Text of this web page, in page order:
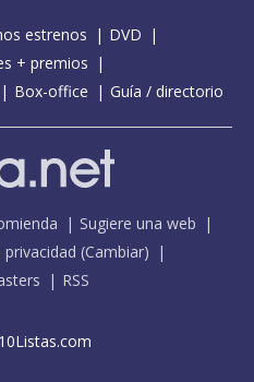
estrenos
DVD
+ premios
Box-office Guía / directorio
Sugiere una web
(Cambiar)
RSS